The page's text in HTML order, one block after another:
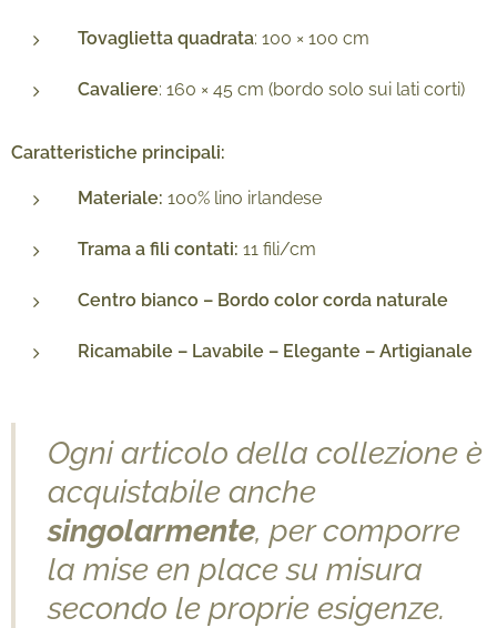
Tovaglietta quadrata: 100 × 100 cm
Cavaliere: 160 × 45 cm (bordo solo sui lati corti)
Caratteristiche principali:
Materiale: 100% lino irlandese
Trama a fili contati: 11 fili/cm
Centro bianco – Bordo color corda naturale
Ricamabile – Lavabile – Elegante – Artigianale
Ogni articolo della collezione è
acquistabile anche
singolarmente, per comporre
la mise en place su misura
secondo le proprie esigenze.